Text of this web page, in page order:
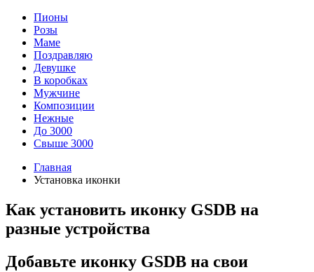
Пионы
Розы
Маме
Поздравляю
Девушке
В коробках
Мужчине
Композиции
Нежные
До 3000
Свыше 3000
Главная
Установка иконки
Как установить иконку GSDB на
разные устройства
Добавьте иконку GSDB на свои